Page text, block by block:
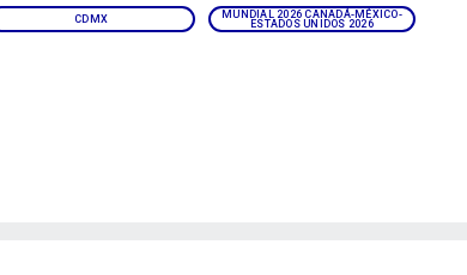
CDMX
MUNDIAL 2026 CANADÁ-MÉXICO-
ESTADOS UNIDOS 2026